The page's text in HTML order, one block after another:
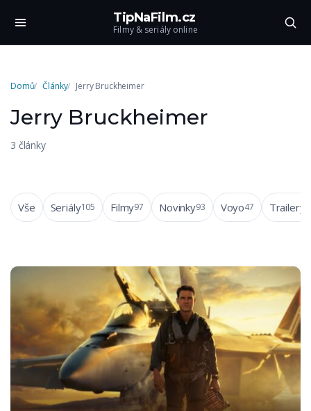
TipNaFilm.cz
Filmy & seriály online
Domů Články Jerry Bruckheimer
Jerry Bruckheimer
3 články
Vše Seriály105 Filmy97 Novinky93 Voyo47 Trailery